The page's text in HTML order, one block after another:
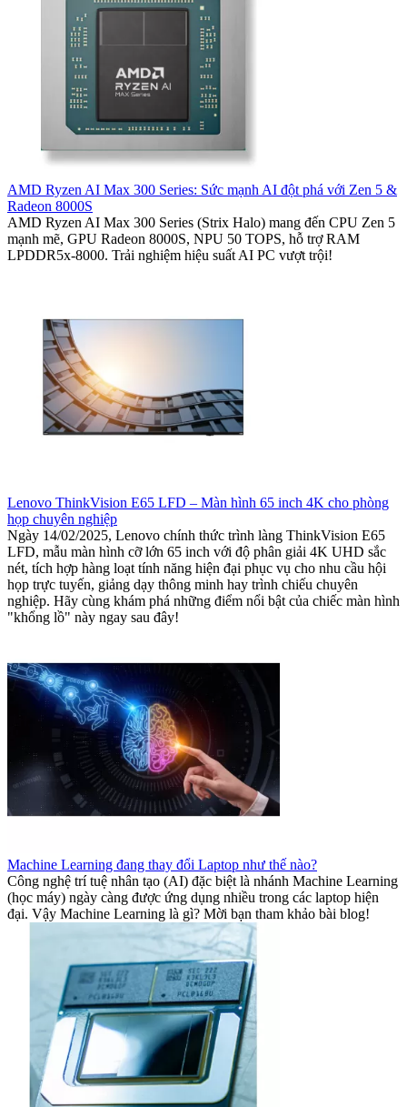
AMD Ryzen AI Max 300 Series: Sức mạnh AI đột phá với Zen 5 &
Radeon 8000S
AMD Ryzen AI Max 300 Series (Strix Halo) mang đến CPU Zen 5
mạnh mẽ, GPU Radeon 8000S, NPU 50 TOPS, hỗ trợ RAM
LPDDR5x-8000. Trải nghiệm hiệu suất AI PC vượt trội!
Lenovo ThinkVision E65 LFD – Màn hình 65 inch 4K cho phòng
họp chuyên nghiệp
Ngày 14/02/2025, Lenovo chính thức trình làng ThinkVision E65
LFD, mẫu màn hình cỡ lớn 65 inch với độ phân giải 4K UHD sắc
nét, tích hợp hàng loạt tính năng hiện đại phục vụ cho nhu cầu hội
họp trực tuyến, giảng dạy thông minh hay trình chiếu chuyên
nghiệp. Hãy cùng khám phá những điểm nổi bật của chiếc màn hình
"khổng lồ" này ngay sau đây!
Machine Learning đang thay đổi Laptop như thế nào?
Công nghệ trí tuệ nhân tạo (AI) đặc biệt là nhánh Machine Learning
(học máy) ngày càng được ứng dụng nhiều trong các laptop hiện
đại. Vậy Machine Learning là gì? Mời bạn tham khảo bài blog!